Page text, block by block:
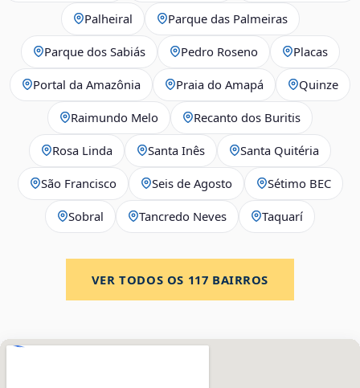
Palheiral Parque das Palmeiras
Parque dos Sabiás Pedro Roseno Placas
Portal da Amazônia Praia do Amapá Quinze
Raimundo Melo Recanto dos Buritis
Rosa Linda Santa Inês Santa Quitéria
São Francisco Seis de Agosto Sétimo BEC
Sobral Tancredo Neves Taquarí
VER TODOS OS 117 BAIRROS